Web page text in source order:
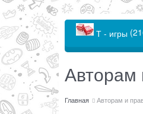
Т - игры
Авторам
Главная Авторам и